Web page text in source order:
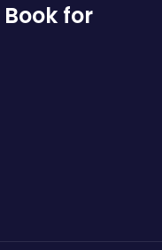
for